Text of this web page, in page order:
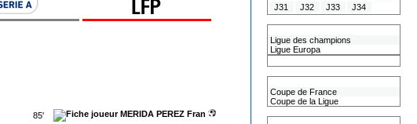
85' MERIDA PEREZ Fran
J31
J32 J33 J34
Ligue des champions
Ligue Europa
Coupe de France
Coupe de la Ligue